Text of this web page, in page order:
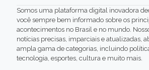
Somos uma plataforma digital inovadora
você sempre bem informado sobre os
acontecimentos no Brasil e no mundo.
notícias precisas, imparciais e atualizadas,
ampla gama de categorias, incluindo
tecnologia, esportes, cultura e muito mais.